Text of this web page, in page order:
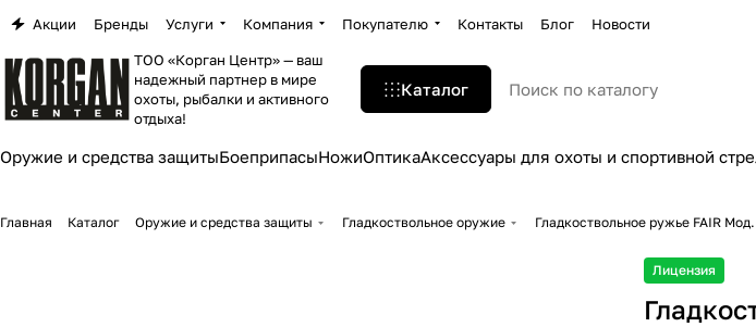
Акции Бренды Услуги Компания Покупателю Контакты Блог Новости
ТОО «Корган Центр» — ваш
надежный партнер в мире
охоты, рыбалки и активного
отдыха!
Каталог
Оружие и средства защитыБоеприпасыНожиОптикаАксессуары для охоты и спортивной
Главная Каталог Оружие и средства защиты Гладкоствольное оружие Гладкоствольное ружье FAIR
Лицензия